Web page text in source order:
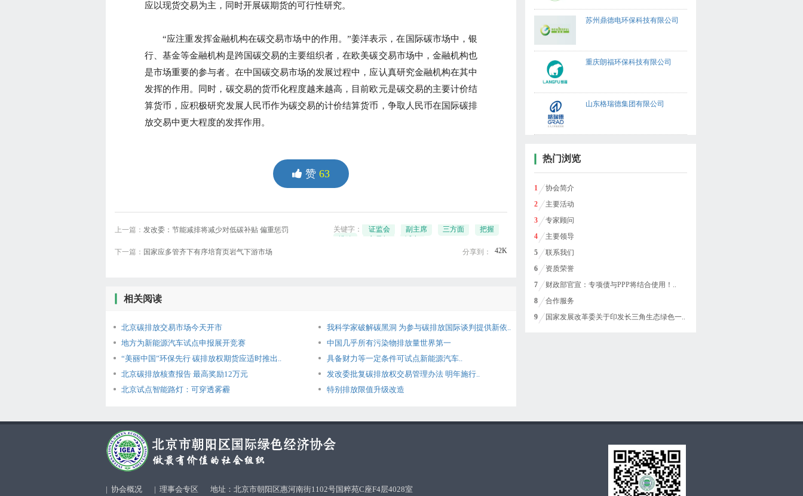
应以现货交易为主，同时开展碳期货的可行性研究。
“应注重发挥金融机构在碳交易市场中的作用。”姜洋表示，在国际碳市场中，银
行、基金等金融机构是跨国碳交易的主要组织者，在欧美碳交易市场中，金融机构也
是市场重要的参与者。在中国碳交易市场的发展过程中，应认真研究金融机构在其中
发挥的作用。同时，碳交易的货币化程度越来越高，目前欧元是碳交易的主要计价结
算货币，应积极研究发展人民币作为碳交易的计价结算货币，争取人民币在国际碳排
放交易中更大程度的发挥作用。
赞 63
上一篇： 发改委：节能减排将减少对低碳补贴 偏重惩罚
下一篇： 国家应多管齐下有序培育页岩气下游市场
关键字： 证监会 副主席 三方面
把握
分享到：
42K
相关阅读
北京碳排放交易市场今天开市
我科学家破解碳黑洞 为参与碳排放国际谈判提供新依..
地方为新能源汽车试点申报展开竞赛
中国几乎所有污染物排放量世界第一
“美丽中国”环保先行 碳排放权期货应适时推出..
具备财力等一定条件可试点新能源汽车..
北京碳排放核查报告 最高奖励12万元
发改委批复碳排放权交易管理办法 明年施行..
北京试点智能路灯：可穿透雾霾
特别排放限值升级改造
苏州鼎德电环保科技有限公司
重庆朗福环保科技有限公司
山东格瑞德集团有限公司
热门浏览
1
协会简介
2
主要活动
3
专家顾问
4
主要领导
5
联系我们
6
资质荣誉
7
财政部官宣：专项债与PPP将结合使用！..
8
合作服务
9
国家发展改革委关于印发长三角生态绿色一..
| 协会概况 | 理事会专区 地址：北京市朝阳区惠河南街1102号国粹苑C座F4层4028室